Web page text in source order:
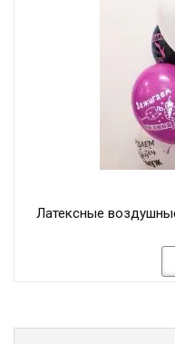
Латексные